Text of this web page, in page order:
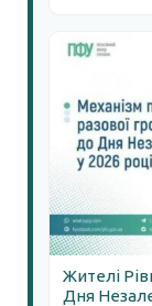
Жителі
Дня